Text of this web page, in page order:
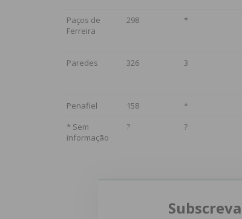
Paços de
Ferreira
298 *
Paredes
326 3
Penafiel
158 *
* Sem
informação
? ?